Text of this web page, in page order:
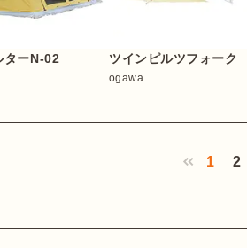
ターN-02 ツインピルツフォーク
ogawa
1 2